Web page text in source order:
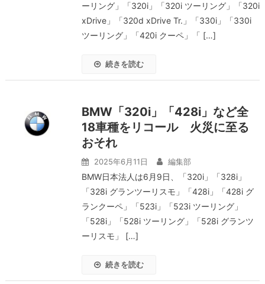
ーリング」「320i」「320i ツーリング」「320i
xDrive」「320d xDrive Tr.」「330i」「330i
ツーリング」「420i クーペ」「 […]
続きを読む
BMW「320i」「428i」など全
18車種をリコール 火災に至る
おそれ
2025年6月11日 編集部
BMW日本法人は6月9日、「320i」「328i」
「328i グランツーリスモ」「428i」「428i グ
ランクーペ」「523i」「523i ツーリング」
「528i」「528i ツーリング」「528i グランツ
ーリスモ」 […]
続きを読む